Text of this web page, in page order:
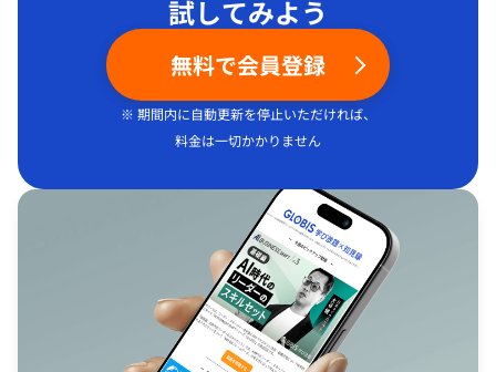
試してみよう
無料で会員登録
※ 期間内に自動更新を停止いただければ、
料金は一切かかりません